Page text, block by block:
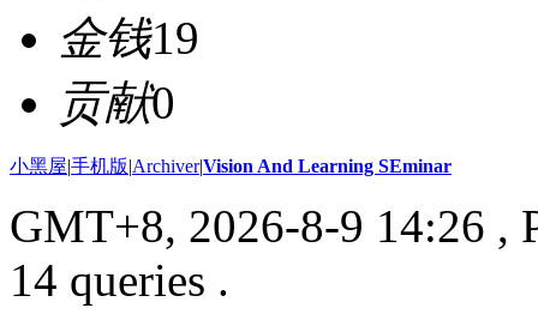
金钱19
贡献0
小黑屋|手机版|Archiver|Vision And Learning SEminar
GMT+8, 2026-8-9 14:26 ,
14 queries .